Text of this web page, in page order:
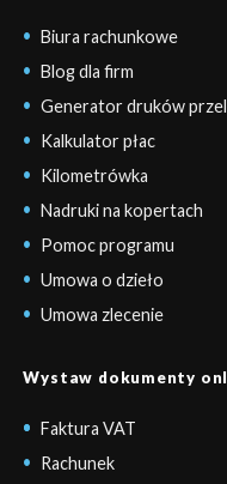
Biura rachunkowe
Blog dla firm
Generator druków
Kalkulator płac
Kilometrówka
Nadruki na kopertach
Pomoc programu
Umowa o dzieło
Umowa zlecenie
Wystaw dokumenty
Faktura VAT
Rachunek